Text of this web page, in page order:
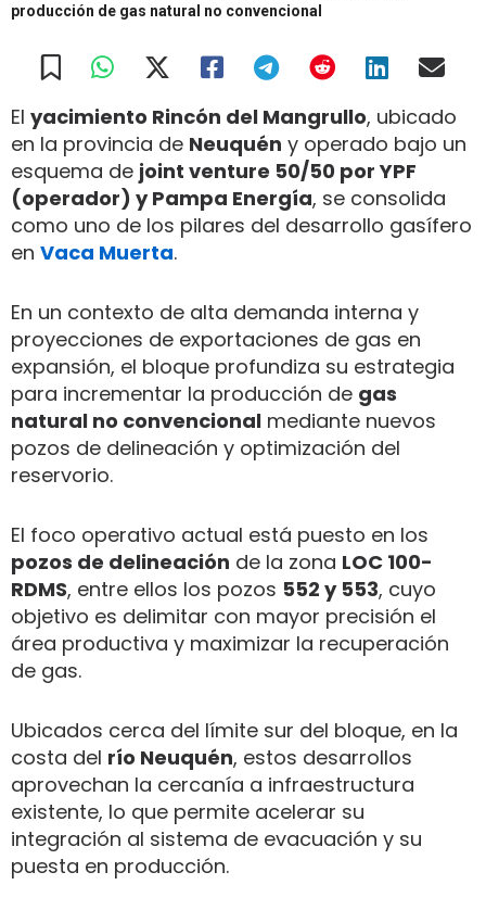
producción de gas natural no convencional
El yacimiento Rincón del Mangrullo, ubicado
en la provincia de Neuquén y operado bajo un
esquema de joint venture 50/50 por YPF
(operador) y Pampa Energía, se consolida
como uno de los pilares del desarrollo gasífero
en Vaca Muerta.
En un contexto de alta demanda interna y
proyecciones de exportaciones de gas en
expansión, el bloque profundiza su estrategia
para incrementar la producción de gas
natural no convencional mediante nuevos
pozos de delineación y optimización del
reservorio.
El foco operativo actual está puesto en los
pozos de delineación de la zona LOC 100-
RDMS, entre ellos los pozos 552 y 553, cuyo
objetivo es delimitar con mayor precisión el
área productiva y maximizar la recuperación
de gas.
Ubicados cerca del límite sur del bloque, en la
costa del río Neuquén, estos desarrollos
aprovechan la cercanía a infraestructura
existente, lo que permite acelerar su
integración al sistema de evacuación y su
puesta en producción.